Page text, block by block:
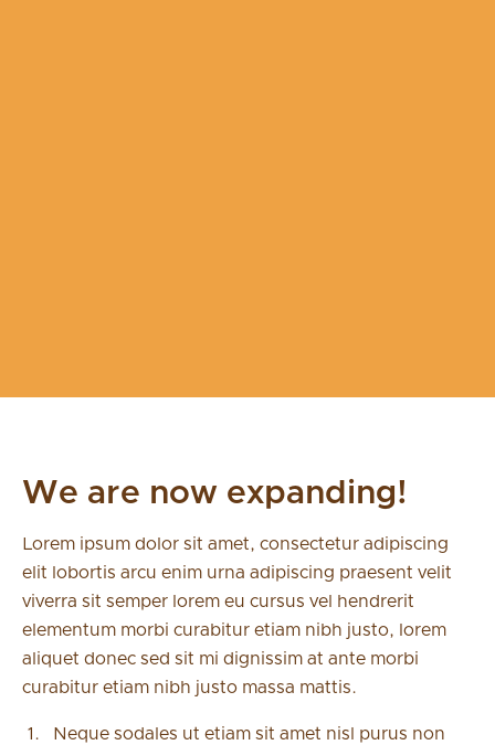
We are now expanding!
Lorem ipsum dolor sit amet, consectetur adipiscing
elit lobortis arcu enim urna adipiscing praesent velit
viverra sit semper lorem eu cursus vel hendrerit
elementum morbi curabitur etiam nibh justo, lorem
aliquet donec sed sit mi dignissim at ante morbi
curabitur etiam nibh justo massa mattis.
Neque sodales ut etiam sit amet nisl purus non